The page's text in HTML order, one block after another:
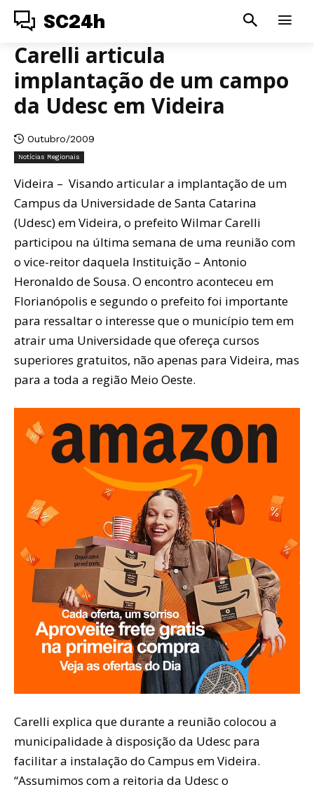
SC24h
Carelli articula
implantação de um campo
da Udesc em Videira
Outubro/2009
Notícias Regionais
Videira – Visando articular a implantação de um
Campus da Universidade de Santa Catarina
(Udesc) em Videira, o prefeito Wilmar Carelli
participou na última semana de uma reunião com
o vice-reitor daquela Instituição – Antonio
Heronaldo de Sousa. O encontro aconteceu em
Florianópolis e segundo o prefeito foi importante
para ressaltar o interesse que o município tem em
atrair uma Universidade que ofereça cursos
superiores gratuitos, não apenas para Videira, mas
para a toda a região Meio Oeste.
Carelli explica que durante a reunião colocou a
municipalidade à disposição da Udesc para
facilitar a instalação do Campus em Videira.
“Assumimos com a reitoria da Udesc o